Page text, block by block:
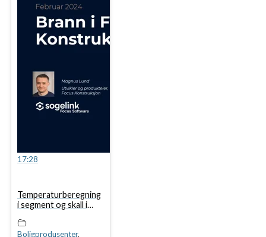
17:28
Temperaturberegning
i segment og skall i
Boligprodusenter,